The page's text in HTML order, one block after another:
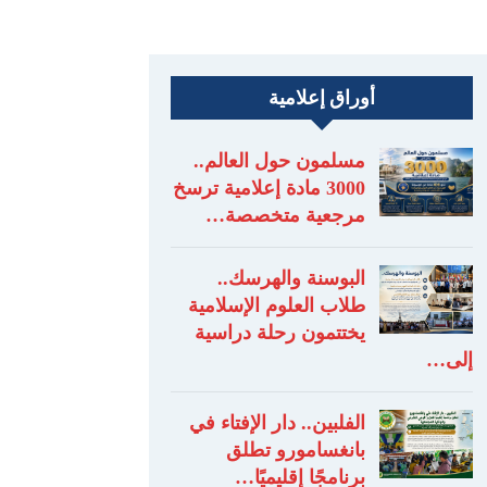
أوراق إعلامية
مسلمون حول العالم..
3000 مادة إعلامية ترسخ
مرجعية متخصصة…
البوسنة والهرسك..
طلاب العلوم الإسلامية
يختتمون رحلة دراسية
إلى…
الفلبين.. دار الإفتاء في
بانغسامورو تطلق
برنامجًا إقليميًا…